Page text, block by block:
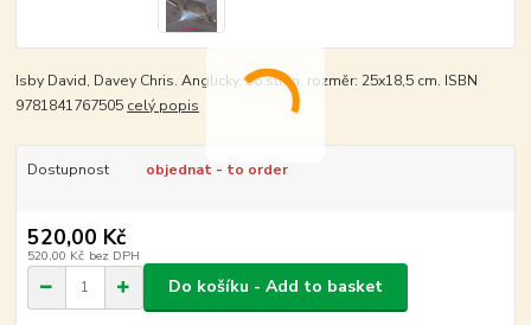
Isby David, Davey Chris. Anglicky, 96 stran, rozměr: 25x18,5 cm. ISBN
9781841767505 celý popis
Dostupnost objednat - to order
520,00 Kč
520,00 Kč bez DPH
Do košíku - Add to basket